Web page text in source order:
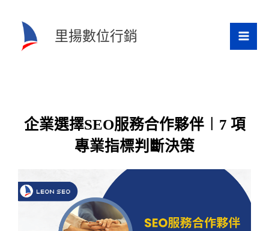
里揚數位行銷
企業選擇SEO服務合作夥伴︱7 項
專業指標判斷決策